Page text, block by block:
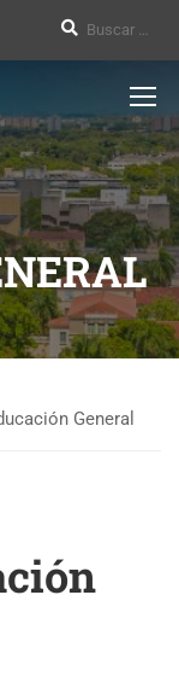
General